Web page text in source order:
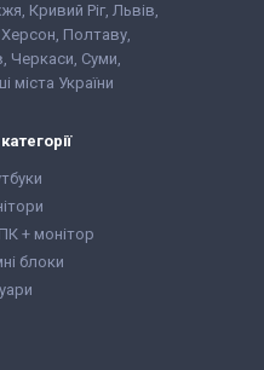
Кривий Ріг, Львів,
Полтаву,
Черкаси, Суми,
міста України
+ монітор
блоки